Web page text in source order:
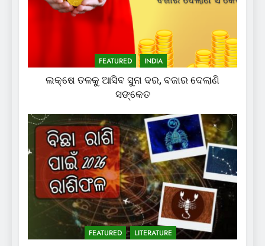
FEATURED INDIA
ଲକ୍ଷେ ତଳକୁ ଆସିବ ସୁନା ଦର, ବଜାର ଦେଲାଣି
ସଙ୍କେତ
FEATURED LITERATURE